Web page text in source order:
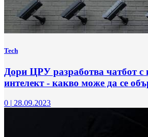
Tech
Дори ЦРУ разработва чатбот с
интелект - какво може да се
0 | 28.09.2023